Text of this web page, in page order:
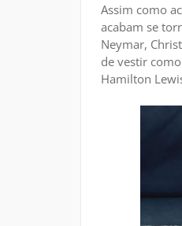
Assim como
acabam se
Neymar,
de vestir
Hamilton